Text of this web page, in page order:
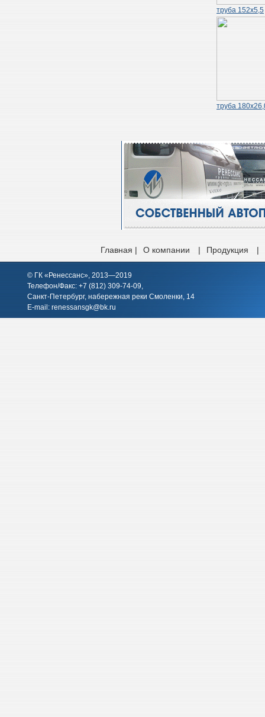
труба 152х5,5
труба
Главная | О компании | Продукция |
© ГК «Ренессанс», 2013—2019
Телефон/Факс: +7 (812) 309-74-09,
Санкт-Петербург, набережная реки Смоленки, 14
E-mail: renessansgk@bk.ru